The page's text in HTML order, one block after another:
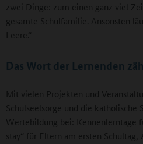
zwei Dinge: zum einen ganz viel
gesamte Schulfamilie. Ansonsten
Leere.“
Das Wort der Lernenden
Mit vielen Projekten und
Schulseelsorge und die katholische
Wertebildung bei: Kennenlerntage
stay“ für Eltern am ersten